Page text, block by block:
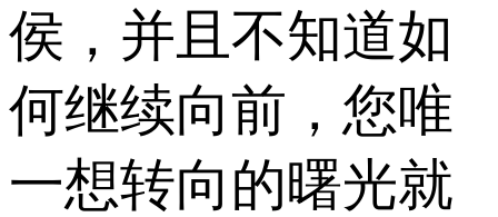
侯，并且不知道如
何继续向前，您唯
一想转向的曙光就